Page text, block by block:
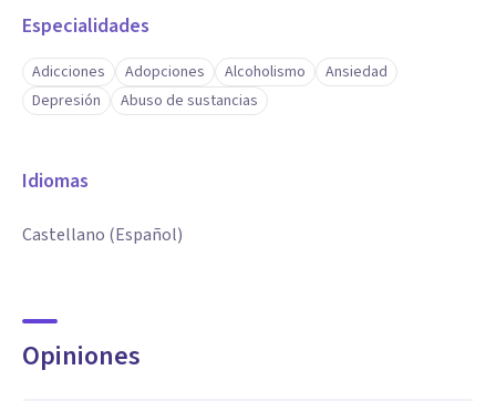
Especialidades
Adicciones Adopciones Alcoholismo
Ansiedad
Depresión
Abuso de sustancias
Idiomas
Castellano (Español)
Opiniones